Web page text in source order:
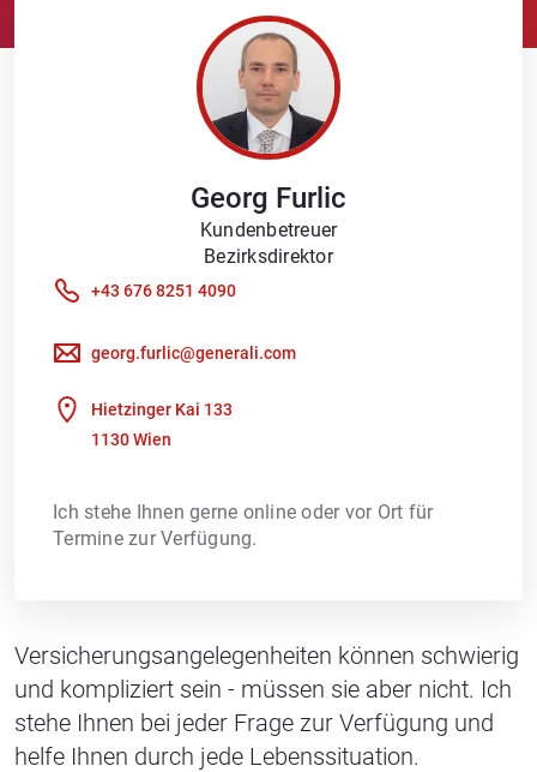
Georg Furlic
Kundenbetreuer
Bezirksdirektor
+43 676 8251 4090
georg.furlic@generali.com
Hietzinger Kai 133
1130 Wien
Ich stehe Ihnen gerne online oder vor Ort für
Termine zur Verfügung.
Versicherungsangelegenheiten können schwierig
und kompliziert sein - müssen sie aber nicht. Ich
stehe Ihnen bei jeder Frage zur Verfügung und
helfe Ihnen durch jede Lebenssituation.